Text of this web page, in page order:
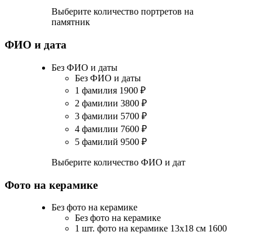
Выберите количество портретов на
памятник
ФИО и дата
Без ФИО и даты
Без ФИО и даты
1 фамилия 1900 ₽
2 фамилии 3800 ₽
3 фамилии 5700 ₽
4 фамилии 7600 ₽
5 фамилий 9500 ₽
Выберите количество ФИО и дат
Фото на керамике
Без фото на керамике
Без фото на керамике
1 шт. фото на керамике 13х18 см 1600